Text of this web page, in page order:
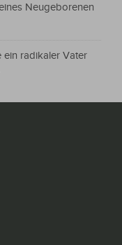
Neugeborenen
ein radikaler Vater